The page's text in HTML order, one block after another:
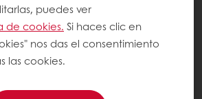
puedes ver
de cookies. Si haces clic en
nos das el consentimiento
las cookies.